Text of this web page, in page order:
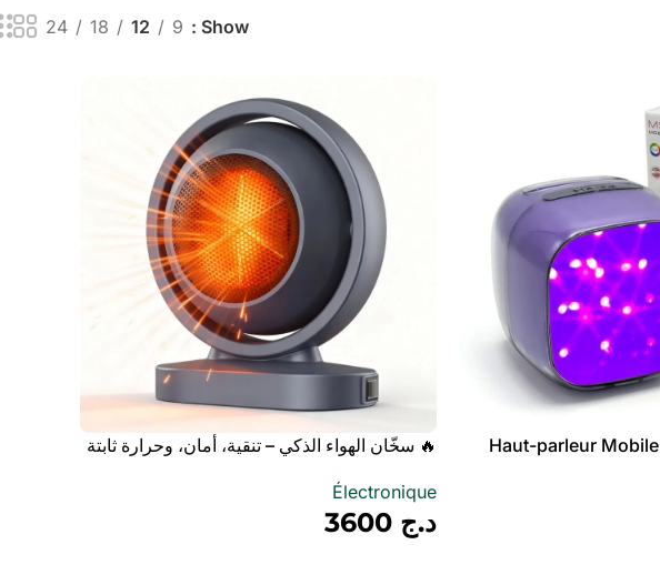
Show
9
12
18
24
مكبر صوت محمول – Haut-parleur Mobile
🔥 سخّان الهواء الذكي – تنقية، أمان، وحرارة ثابتة
Électronique
د.ج